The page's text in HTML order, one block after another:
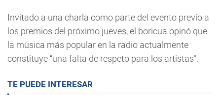
Invitado a una charla como parte del evento previo a
los premios del próximo jueves, el boricua opinó que
la música más popular en la radio actualmente
constituye “una falta de respeto para los artistas”.
TE PUEDE INTERESAR